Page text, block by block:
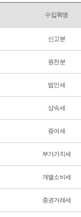
수입목명
신고분
원천분
법인세
상속세
증여세
부가가치세
개별소비세
증권거래세